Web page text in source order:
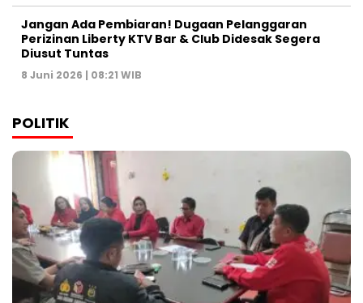
Jangan Ada Pembiaran! Dugaan Pelanggaran
Perizinan Liberty KTV Bar & Club Didesak Segera
Diusut Tuntas
8 Juni 2026 | 08:21 WIB
POLITIK